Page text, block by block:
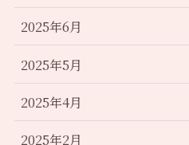
2025年6月
2025年5月
2025年4月
2025年2月